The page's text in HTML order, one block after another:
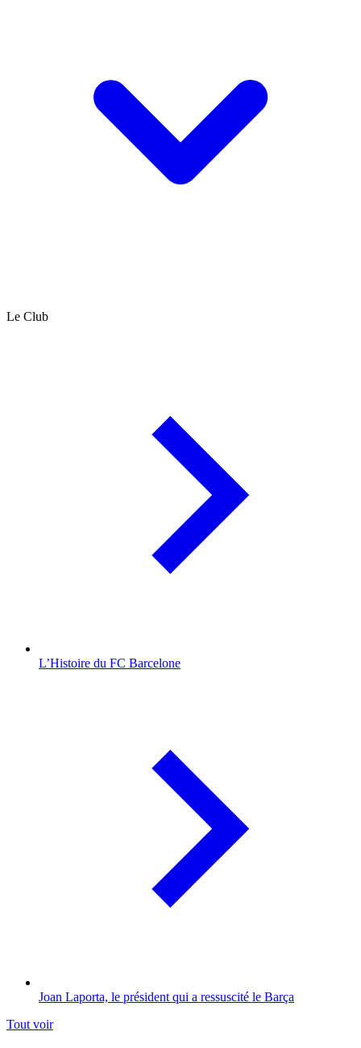
Le Club
L’Histoire du FC Barcelone
Joan Laporta, le président qui a ressuscité le Barça
Tout voir